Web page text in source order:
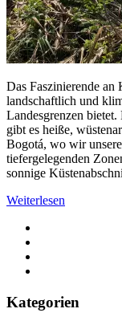
Das Faszinierende an
landschaftlich und
Landesgrenzen
gibt es heiße,
Bogotá, wo wir
tiefergelegenden
sonnige
Weiterlesen
Kategorien